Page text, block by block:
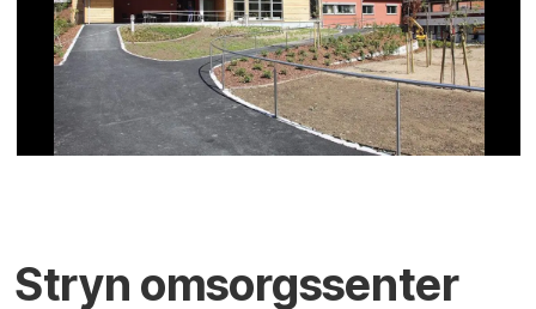
Stryn omsorgssenter